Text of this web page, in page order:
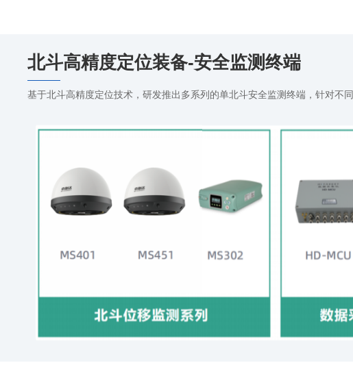
北斗高精度定位装备-安全监测终端
基于北斗高精度定位技术，研发推出多系列的单北斗安全监测终端，针对不